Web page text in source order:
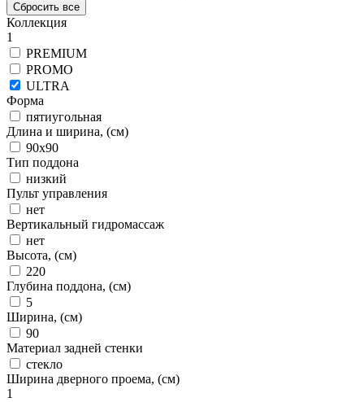
Сбросить все
Коллекция
1
PREMIUM
PROMO
ULTRA
Форма
пятиугольная
Длина и ширина, (см)
90x90
Тип поддона
низкий
Пульт управления
нет
Вертикальный гидромассаж
нет
Высота, (см)
220
Глубина поддона, (см)
5
Ширина, (см)
90
Материал задней стенки
стекло
Ширина дверного проема, (см)
1